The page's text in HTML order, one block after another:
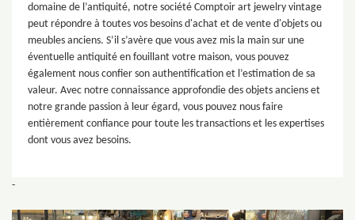
domaine de l’antiquité, notre société Comptoir art jewelry vintage
peut répondre à toutes vos besoins d'achat et de vente d'objets ou
meubles anciens. S’il s’avère que vous avez mis la main sur une
éventuelle antiquité en fouillant votre maison, vous pouvez
également nous confier son authentification et l’estimation de sa
valeur. Avec notre connaissance approfondie des objets anciens et
notre grande passion à leur égard, vous pouvez nous faire
entièrement confiance pour toute les transactions et les expertises
dont vous avez besoins.
-